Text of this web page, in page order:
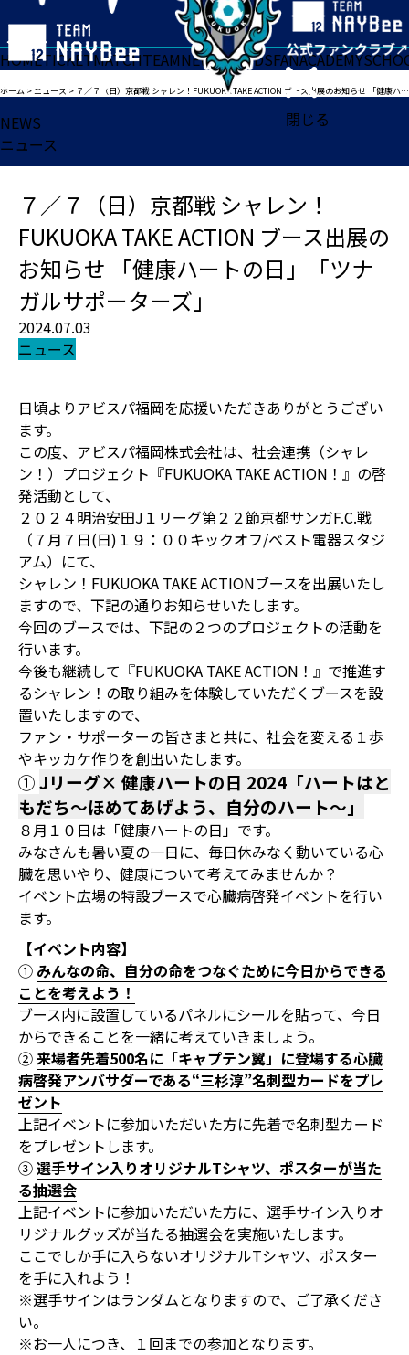
閉じる
HOMETICKETMATCHTEAMNEWSGOODSFANACADEMY
ホーム >ニュース > ７／７（日）京都戦 シャレン！FUKUOKA TAKE ACTION ブース出展のお知らせ 「健康ハートの日」「ツナガルサポーターズ」
NEWS
ニュース
７／７（日）京都戦 シャレン！
FUKUOKA TAKE ACTION ブース出展の
お知らせ 「健康ハートの日」「ツナ
ガルサポーターズ」
2024.07.03
ニュース
日頃よりアビスパ福岡を応援いただきありがとうござい
ます。
この度、アビスパ福岡株式会社は、社会連携（シャレ
ン！）プロジェクト『FUKUOKA TAKE ACTION！』の啓
発活動として、
２０２４明治安田J１リーグ第２２節京都サンガF.C.戦
（７月７日(日)１９：００キックオフ/ベスト電器スタジ
アム）にて、
シャレン！FUKUOKA TAKE ACTIONブースを出展いたし
ますので、下記の通りお知らせいたします。
今回のブースでは、下記の２つのプロジェクトの活動を
行います。
今後も継続して『FUKUOKA TAKE ACTION！』で推進す
るシャレン！の取り組みを体験していただくブースを設
置いたしますので、
ファン・サポーターの皆さまと共に、社会を変える１歩
やキッカケ作りを創出いたします。
①Jリーグ× 健康ハートの日 2024「ハートはと
もだち～ほめてあげよう、自分のハート～」
８月１０日は「健康ハートの日」です。
みなさんも暑い夏の一日に、毎日休みなく動いている心
臓を思いやり、健康について考えてみませんか？
イベント広場の特設ブースで心臓病啓発イベントを行い
ます。
【イベント内容】
① みんなの命、自分の命をつなぐために今日からできる
ことを考えよう！
ブース内に設置しているパネルにシールを貼って、今日
からできることを一緒に考えていきましょう。
➁来場者先着500名に「キャプテン翼」に登場する心臓
病啓発アンバサダーである“三杉淳”名刺型カードをプレ
ゼント
上記イベントに参加いただいた方に先着で名刺型カード
をプレゼントします。
③選手サイン入りオリジナルTシャツ、ポスターが当た
る抽選会
上記イベントに参加いただいた方に、選手サイン入りオ
リジナルグッズが当たる抽選会を実施いたします。
ここでしか手に入らないオリジナルTシャツ、ポスター
を手に入れよう！
※選手サインはランダムとなりますので、ご了承くださ
い。
※お一人につき、１回までの参加となります。